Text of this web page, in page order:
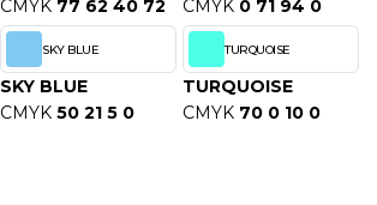
CMYK 77 62 40 72
CMYK 0 71 94 0
SKY BLUE
SKY BLUE
CMYK 50 21 5 0
TURQUOISE
TURQUOISE
CMYK 70 0 10 0